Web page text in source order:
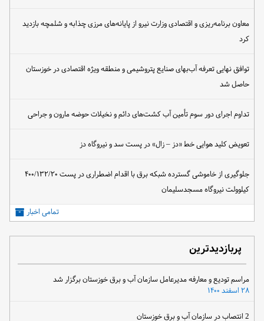
معاون برنامه‌ریزی و اقتصادی وزارت نیرو از پایانه‌های مرزی چذابه و شلمچه بازدید
کرد
توافق نهایی تعرفه آب‌بهای صنایع پتروشیمی و منطقه ویژه اقتصادی در خوزستان
حاصل شد
تداوم اجرای دور سوم تأمین آب کشت‌های دائم و نخیلات حوضه مارون و جراحی
تعویض کلید هوایی خط «دز – زال» در پست سد و نیروگاه دز
جلوگیری از خاموشی گسترده شبکه برق با اقدام اضطراری در پست ۴۰۰/۱۳۲/۲۰
کیلوولت نیروگاه مسجدسلیمان
تمامی اخبار
پربازدیدترین
مراسم تودیع و معارفه مدیرعامل سازمان آب و برق خوزستان برگزار شد
۲۸ اسفند ۱۴۰۰